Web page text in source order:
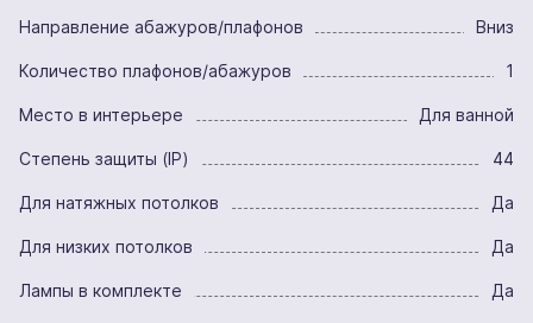
Направление абажуров/плафонов Вниз
Количество плафонов/абажуров 1
Место в интерьере Для ванной
Степень защиты (IP) 44
Для натяжных потолков Да
Для низких потолков Да
Лампы в комплекте Да